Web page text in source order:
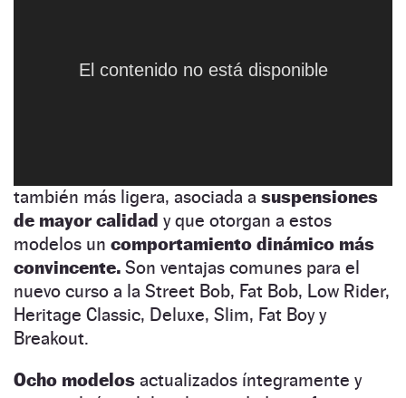
El contenido no está disponible
El contenido no está disponible
El contenido no está disponible
El contenido no está disponible
El contenido no está disponible
El contenido no está disponible
El contenido no está disponible
El contenido no está disponible
El contenido no está disponible
así porque Harley agrupa sus motosen torno a
también más ligera, asociada a suspensiones
de mayor calidad y que otorgan a estos
modelos un comportamiento dinámico más
convincente. Son ventajas comunes para el
nuevo curso a la Street Bob, Fat Bob, Low Rider,
Heritage Classic, Deluxe, Slim, Fat Boy y
Breakout.
Ocho modelos actualizados íntegramente y